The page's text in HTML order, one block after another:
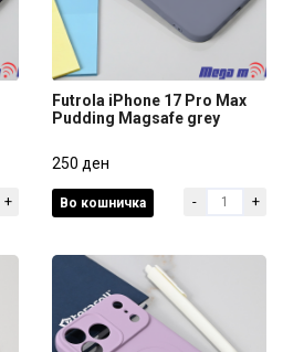
+
Pudding Magsafe grey
250 ден
Futrola iPhone 17 Pro Max
Pudding Magsafe grey
250 ден
Во кошничка - +